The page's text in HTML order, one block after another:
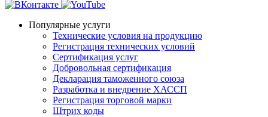
Популярные услуги
Технические условия на продукцию
Регистрация технических условий
Сертификация услуг
Добровольная сертификация
Декларация таможенного союза
Разработка и внедрение ХАССП
Регистрация торговой марки
Штрих коды